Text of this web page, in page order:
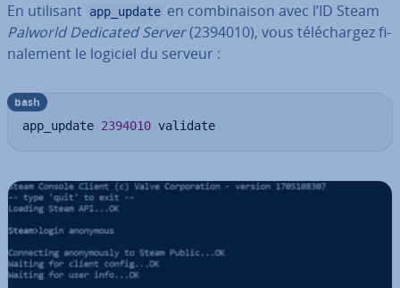
En utilisant app_update en com­bi­nai­son avec l’ID Steam
Palworld Dedicated Server(2394010), vous té­lé­char­gez fi­
na­le­ment le logiciel du serveur :
app_update 2394010 validate
bash